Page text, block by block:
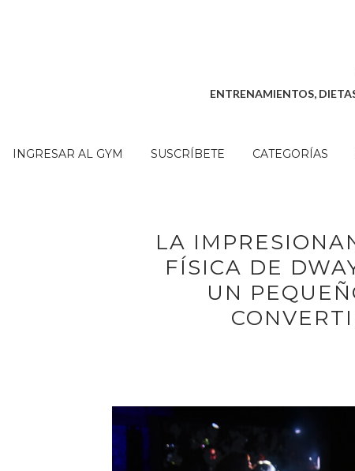
ENTRENAMIENTOS,
INGRESAR AL GYM SUSCRÍBETE CATEGORÍAS
LA
FÍSICA DE
UN